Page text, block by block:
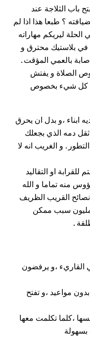
باب الثلاجة عند
؟ طبعا هذا اذا لم
ليريكم مهاراته
في بلاستيك محترق و
بالعمي المؤقت .
الصلاة و يفتش
كل شيء بخصوص
ابناء ،و بدل ان يحرق
دمه الذي بجعلك
. و الغريب انه لا
او التقاليد
منه تماما و الله
نصائح القريب الظريف
سبب ممكن
.
القاريء ،و يرفضون
مواعيد ،و تفتح
،كلما تكلمت معها